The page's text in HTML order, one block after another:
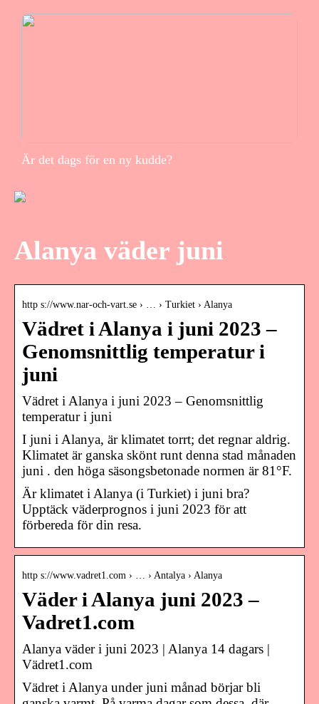
Är det dags för en ny kudde?
Alanya väder juni
http s://www.nar-och-vart.se › … › Turkiet › Alanya
Vädret i Alanya i juni 2023 –
Genomsnittlig temperatur i
juni
Vädret i Alanya i juni 2023 – Genomsnittlig
temperatur i juni
I juni i Alanya, är klimatet torrt; det regnar aldrig.
Klimatet är ganska skönt runt denna stad månaden
juni . den höga säsongsbetonade normen är 81°F.
Är klimatet i Alanya (i Turkiet) i juni bra?
Upptäck väderprognos i juni 2023 för att
förbereda för din resa.
http s://www.vadret1.com › … › Antalya › Alanya
Väder i Alanya juni 2023 –
Vadret1.com
Alanya väder i juni 2023 | Alanya 14 dagars |
Vädret1.com
Vädret i Alanya under juni månad börjar bli